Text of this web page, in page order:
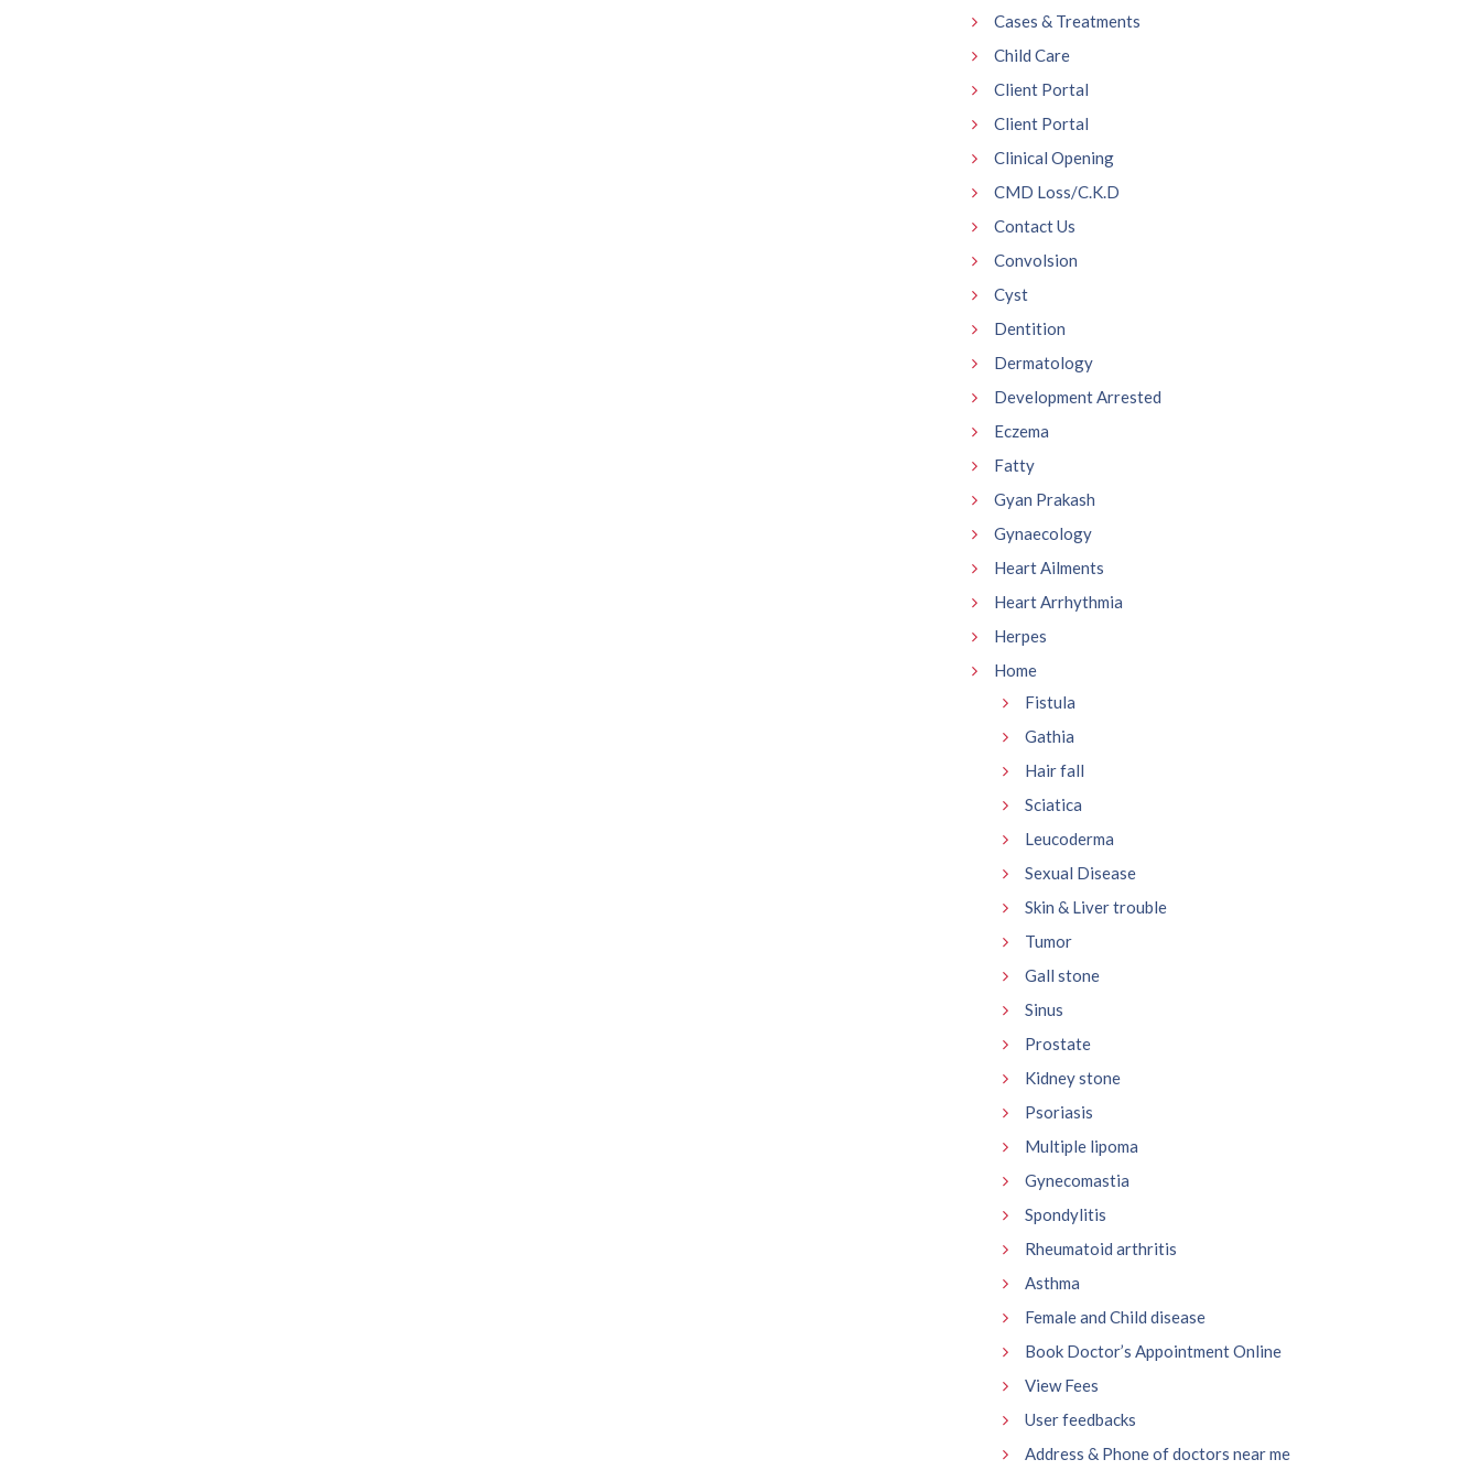
Cases & Treatments
Child Care
Client Portal
Client Portal
Clinical Opening
CMD Loss/C.K.D
Contact Us
Convolsion
Cyst
Dentition
Dermatology
Development Arrested
Eczema
Fatty
Gyan Prakash
Gynaecology
Heart Ailments
Heart Arrhythmia
Herpes
Home
Fistula
Gathia
Hair fall
Sciatica
Leucoderma
Sexual Disease
Skin & Liver trouble
Tumor
Gall stone
Sinus
Prostate
Kidney stone
Psoriasis
Multiple lipoma
Gynecomastia
Spondylitis
Rheumatoid arthritis
Asthma
Female and Child disease
Book Doctor’s Appointment Online
View Fees
User feedbacks
Address & Phone of doctors near me